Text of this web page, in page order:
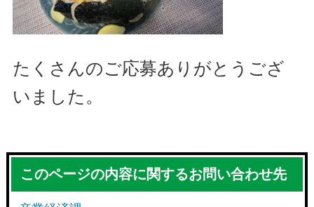
たくさんのご応募ありがとうござ
いました。
このページの内容に関するお問い合わせ先